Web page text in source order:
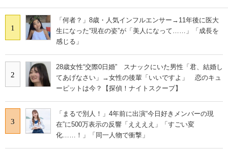
1
「何者？」8歳・人気インフルエンサー→11年後に医大
生になった“現在の姿”が「美人になって……」「成長を
感じる」
2
28歳女性“交際0日婚” スナックにいた男性「君、結婚し
てあげなさい」→女性の後輩「いいですよ」 恋のキュ
ーピットは今？【探偵！ナイトスクープ】
3
「まるで別人！」4年前に出演“今日好きメンバーの現
在”に500万表示の反響「ええええ」「すごい変
化……！」「同一人物で衝撃」